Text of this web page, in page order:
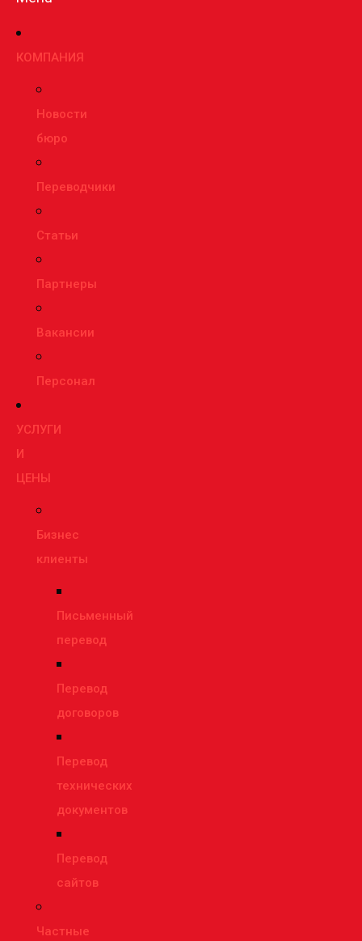
КОМПАНИЯ
Новости
бюро
Переводчики
Статьи
Партнеры
Вакансии
Персонал
УСЛУГИ
И
ЦЕНЫ
Бизнес
клиенты
Письменный
перевод
Перевод
договоров
Перевод
технических
документов
Перевод
сайтов
Частные